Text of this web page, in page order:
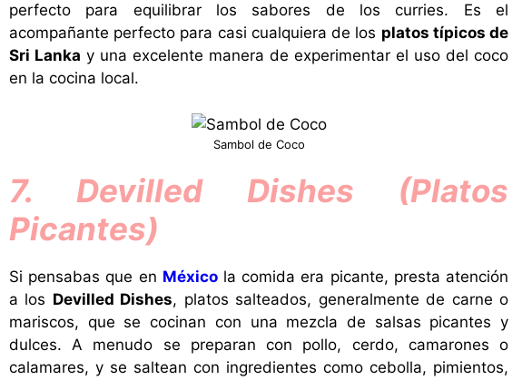
perfecto para equilibrar los sabores de los curries. Es el
acompañante perfecto para casi cualquiera de los platos típicos de
Sri Lanka y una excelente manera de experimentar el uso del coco
en la cocina local.
Sambol de Coco
7. Devilled Dishes (Platos
Picantes)
Si pensabas que en Méxicola comida era picante, presta atención
a los Devilled Dishes, platos salteados, generalmente de carne o
mariscos, que se cocinan con una mezcla de salsas picantes y
dulces. A menudo se preparan con pollo, cerdo, camarones o
calamares, y se saltean con ingredientes como cebolla, pimientos,